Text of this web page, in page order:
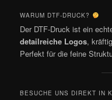
WARUM DTF-DRUCK?
Der DTF-Druck ist ein
detailreiche Logos,
Perfekt für die feine
BESUCHE UNS DIREKT IN